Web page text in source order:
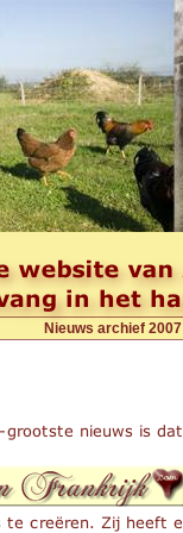
Nieuws archief 2007